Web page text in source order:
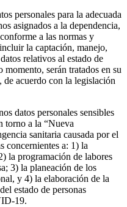
personales para la adecuada
asignados a la dependencia,
a las normas y
la captación, manejo,
relativos al estado de
serán tratados en su
de acuerdo con la legislación
datos personales sensibles
torno a la “Nueva
sanitaria causada por el
concernientes a: 1) la
la programación de labores
3) la planeación de los
y 4) la elaboración de la
estado de personas
19.